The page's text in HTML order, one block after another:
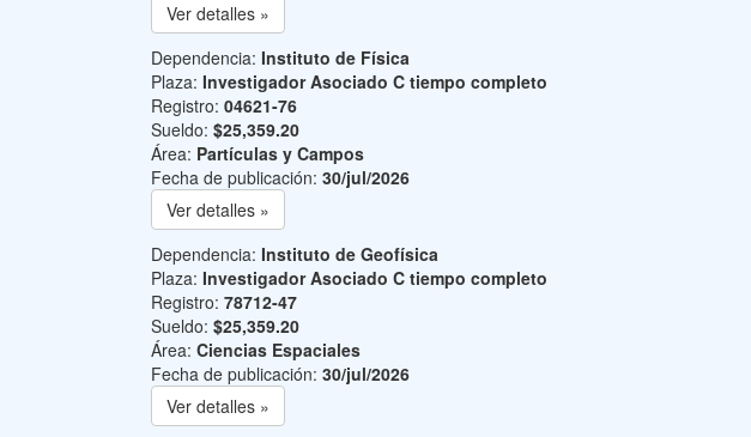
Ver detalles »
Dependencia: Instituto de Física
Plaza: Investigador Asociado C tiempo completo
Registro: 04621-76
Sueldo: $25,359.20
Área: Partículas y Campos
Fecha de publicación: 30/jul/2026
Ver detalles »
Dependencia: Instituto de Geofísica
Plaza: Investigador Asociado C tiempo completo
Registro: 78712-47
Sueldo: $25,359.20
Área: Ciencias Espaciales
Fecha de publicación: 30/jul/2026
Ver detalles »